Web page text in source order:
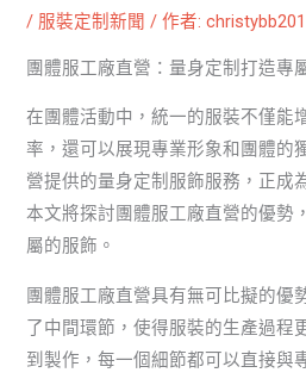
/ 服裝定制新聞 / 作者:
團體服工廠直營：量身定制打造專
在團體活動中，統一的服裝不僅能
率，還可以展現專業形象和團體的
營提供的量身定制服飾服務，正成
本文將探討團體服工廠直營的優勢
屬的服飾。
團體服工廠直營具有無可比擬的優
了中間環節，使得服裝的生產過程
到製作，每一個細節都可以直接與